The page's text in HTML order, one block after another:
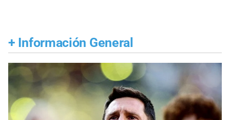
+ Información General